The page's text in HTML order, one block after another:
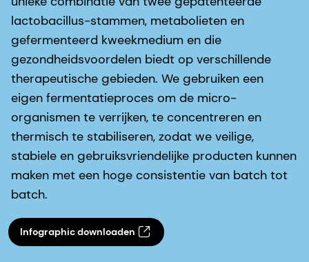
lactobacillus-stammen, metabolieten en
gefermenteerd kweekmedium en die
gezondheidsvoordelen biedt op verschillende
therapeutische gebieden. We gebruiken een
eigen fermentatieproces om de micro-
organismen te verrijken, te concentreren en
thermisch te stabiliseren, zodat we veilige,
stabiele en gebruiksvriendelijke producten kunnen
maken met een hoge consistentie van batch tot
batch.
Infographic downloaden